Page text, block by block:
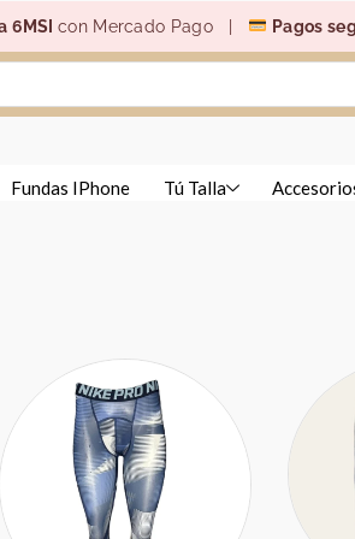
6MSIcon Mercado Pago | Pagos
Fundas IPhone Tú Talla